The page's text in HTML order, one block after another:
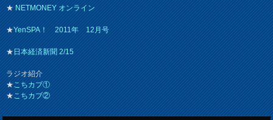
★NETMONEY オンライン
★YenSPA！ 2011年 12月号
★日本経済新聞 2/15
ラジオ紹介
★こちカブ①
★こちカブ②